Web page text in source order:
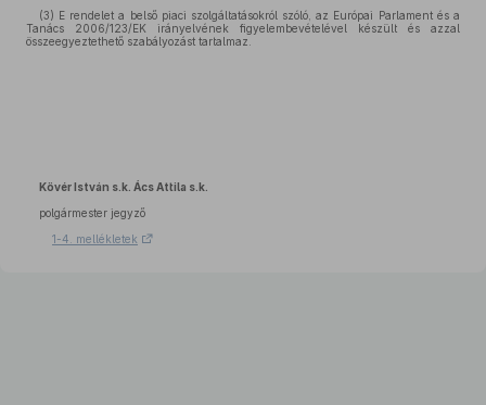
(3) E rendelet a belső piaci szolgáltatásokról szóló, az Európai Parlament és a
Tanács 2006/123/EK irányelvének figyelembevételével készült és azzal
összeegyeztethető szabályozást tartalmaz.
Kövér István s.k. Ács Attila s.k.
polgármester jegyző
1-4. mellékletek